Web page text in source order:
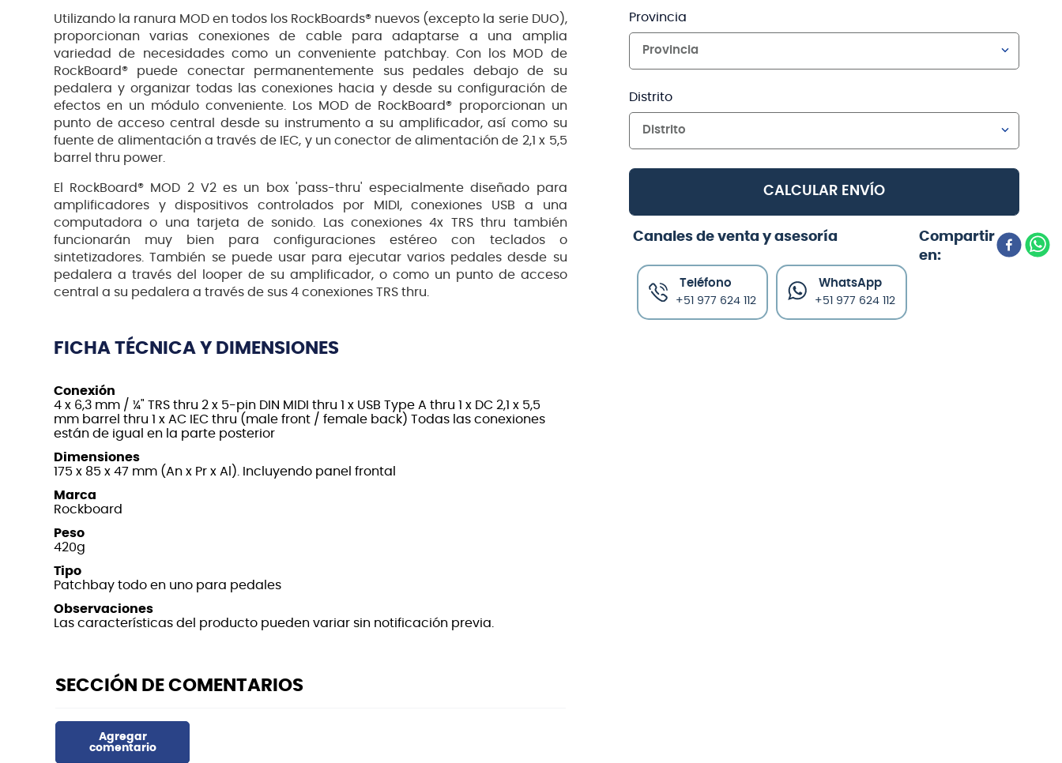
Utilizando la ranura MOD en todos los RockBoards® nuevos (excepto la serie DUO),
proporcionan varias conexiones de cable para adaptarse a una amplia
variedad de necesidades como un conveniente patchbay. Con los MOD de
RockBoard® puede conectar permanentemente sus pedales debajo de su
pedalera y organizar todas las conexiones hacia y desde su configuración de
efectos en un módulo conveniente. Los MOD de RockBoard® proporcionan un
punto de acceso central desde su instrumento a su amplificador, así como su
fuente de alimentación a través de IEC, y un conector de alimentación de 2,1 x 5,5
barrel thru power.
El RockBoard® MOD 2 V2 es un box 'pass-thru' especialmente diseñado para
amplificadores y dispositivos controlados por MIDI, conexiones USB a una
computadora o una tarjeta de sonido. Las conexiones 4x TRS thru también
funcionarán muy bien para configuraciones estéreo con teclados o
sintetizadores. También se puede usar para ejecutar varios pedales desde su
pedalera a través del looper de su amplificador, o como un punto de acceso
central a su pedalera a través de sus 4 conexiones TRS thru.
FICHA TÉCNICA Y DIMENSIONES
Conexión
4 x 6,3 mm / ¼" TRS thru 2 x 5-pin DIN MIDI thru 1 x USB Type A thru 1 x DC 2,1 x 5,5
mm barrel thru 1 x AC IEC thru (male front / female back) Todas las conexiones
están de igual en la parte posterior
Dimensiones
175 x 85 x 47 mm (An x Pr x Al). Incluyendo panel frontal
Marca
Rockboard
Peso
420g
Tipo
Patchbay todo en uno para pedales
Observaciones
Las características del producto pueden variar sin notificación previa.
Provincia
Provincia
Distrito
Distrito
CALCULAR ENVÍO
Canales de venta y asesoría
Teléfono
+51 977 624 112
WhatsApp
+51 977 624 112